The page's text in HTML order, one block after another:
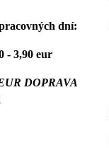
dní:
- 3,90 eur
DOPRAVA